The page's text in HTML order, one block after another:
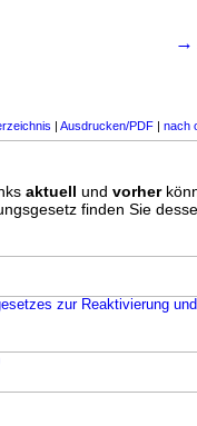
→
| Ausdrucken/PDF | nach
aktuell und vorher
finden Sie
zur Reaktivierung und